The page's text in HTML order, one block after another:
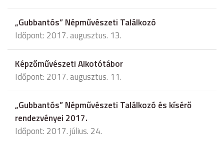
„Gubbantós” Népművészeti Találkozó
Időpont: 2017. augusztus. 13.
Képzőművészeti Alkotótábor
Időpont: 2017. augusztus. 11.
„Gubbantós” Népművészeti Találkozó és kísérő
rendezvényei 2017.
Időpont: 2017. július. 24.